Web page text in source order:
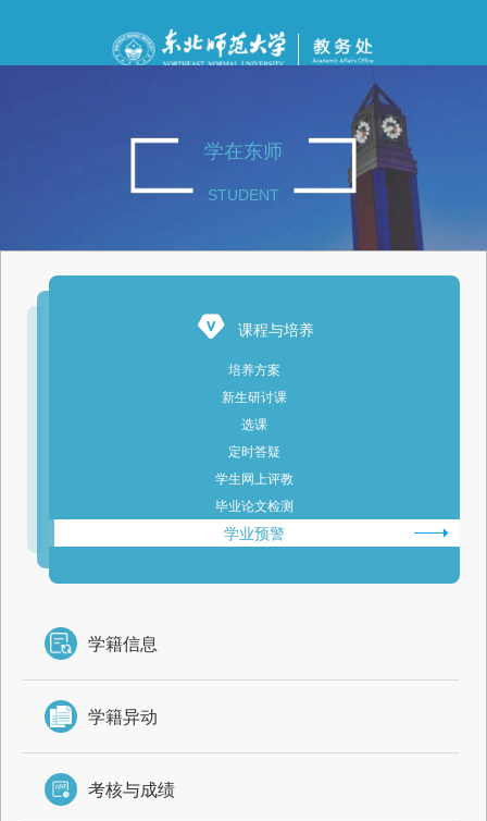
学在东师
STUDENT
课程与培养
培养方案
新生研讨课
选课
定时答疑
学生网上评教
毕业论文检测
学业预警
学籍信息
学籍异动
考核与成绩